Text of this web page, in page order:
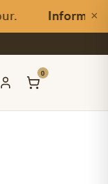
Information
×
0